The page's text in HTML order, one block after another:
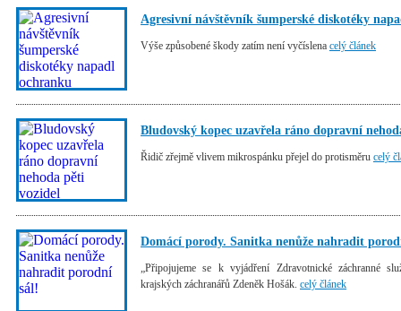
Agresivní návštěvník šumperské diskotéky
Výše způsobené škody zatím není vyčíslena celý článek
Bludovský kopec uzavřela ráno dopravní
Řidič zřejmě vlivem mikrospánku přejel do protisměru celý
Domácí porody. Sanitka nenůže nahradit
„Připojujeme se k vyjádření Zdravotnické záchranné
krajských záchranářů Zdeněk Hošák. celý článek